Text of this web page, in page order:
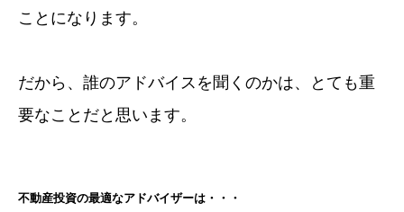
ことになります。
だから、誰のアドバイスを聞くのかは、とても重
要なことだと思います。
不動産投資の最適なアドバイザーは・・・